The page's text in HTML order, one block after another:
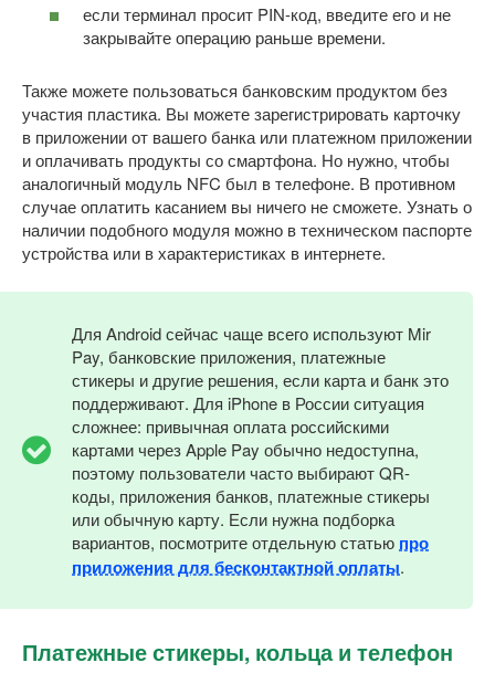
если терминал просит PIN-код, введите его и не
закрывайте операцию раньше времени.
Также можете пользоваться банковским продуктом без
участия пластика. Вы можете зарегистрировать карточку
в приложении от вашего банка или платежном приложении
и оплачивать продукты со смартфона. Но нужно, чтобы
аналогичный модуль NFC был в телефоне. В противном
случае оплатить касанием вы ничего не сможете. Узнать о
наличии подобного модуля можно в техническом паспорте
устройства или в характеристиках в интернете.
Для Android сейчас чаще всего используют Mir
Pay, банковские приложения, платежные
стикеры и другие решения, если карта и банк это
поддерживают. Для iPhone в России ситуация
сложнее: привычная оплата российскими
картами через Apple Pay обычно недоступна,
поэтому пользователи часто выбирают QR-
коды, приложения банков, платежные стикеры
или обычную карту. Если нужна подборка
вариантов, посмотрите отдельную статью про
приложения для бесконтактной оплаты.
Платежные стикеры, кольца и телефон